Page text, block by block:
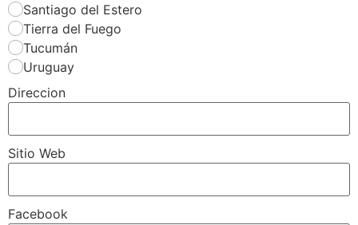
Santiago del Estero
Tierra del Fuego
Tucumán
Uruguay
Direccion
Sitio Web
Facebook